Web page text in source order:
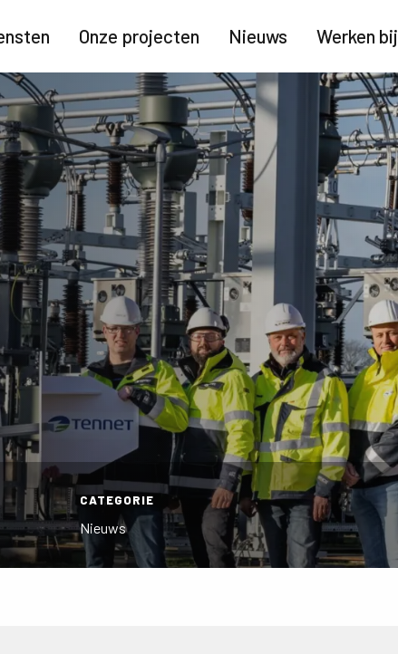
Onze projecten Nieuws Werken bij
CATEGORIE
Nieuws